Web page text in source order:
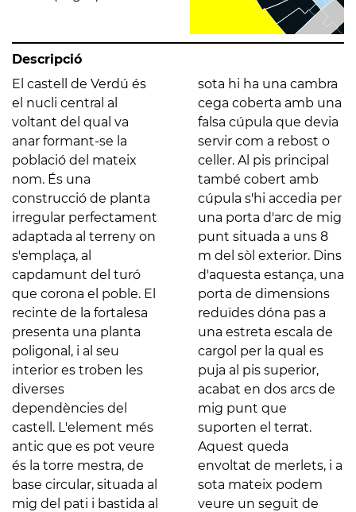
Descripció
El castell de Verdú és
el nucli central al
voltant del qual va
anar formant-se la
població del mateix
nom. És una
construcció de planta
irregular perfectament
adaptada al terreny on
s'emplaça, al
capdamunt del turó
que corona el poble. El
recinte de la fortalesa
presenta una planta
poligonal, i al seu
interior es troben les
diverses
dependències del
castell. L'element més
antic que es pot veure
és la torre mestra, de
base circular, situada al
mig del pati i bastida al
sota hi ha una cambra
cega coberta amb una
falsa cúpula que devia
servir com a rebost o
celler. Al pis principal
també cobert amb
cúpula s'hi accedia per
una porta d'arc de mig
punt situada a uns 8
m del sòl exterior. Dins
d'aquesta estança, una
porta de dimensions
reduïdes dóna pas a
una estreta escala de
cargol per la qual es
puja al pis superior,
acabat en dos arcs de
mig punt que
suporten el terrat.
Aquest queda
envoltat de merlets, i a
sota mateix podem
veure un seguit de